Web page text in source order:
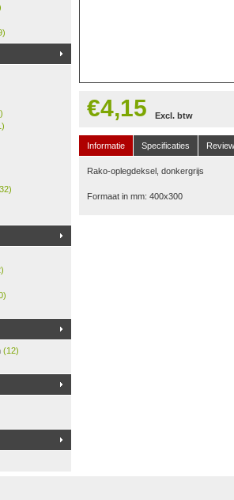
(12)
€4,15 Excl. btw
Informatie Specificaties
Rako-oplegdeksel, donkergrijs
Formaat in mm: 400x300